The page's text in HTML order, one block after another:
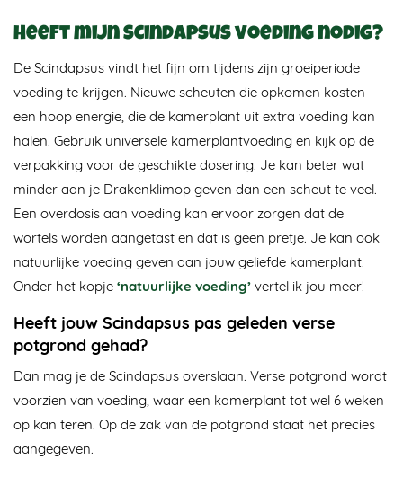
Heeft mijn Scindapsus voeding nodig?
De Scindapsus vindt het fijn om tijdens zijn groeiperiode
voeding te krijgen. Nieuwe scheuten die opkomen kosten
een hoop energie, die de kamerplant uit extra voeding kan
halen. Gebruik universele kamerplantvoeding en kijk op de
verpakking voor de geschikte dosering. Je kan beter wat
minder aan je Drakenklimop geven dan een scheut te veel.
Een overdosis aan voeding kan ervoor zorgen dat de
wortels worden aangetast en dat is geen pretje. Je kan ook
natuurlijke voeding geven aan jouw geliefde kamerplant.
Onder het kopje ‘natuurlijke voeding’ vertel ik jou meer!
Heeft jouw Scindapsus pas geleden verse
potgrond gehad?
Dan mag je de Scindapsus overslaan. Verse potgrond wordt
voorzien van voeding, waar een kamerplant tot wel 6 weken
op kan teren. Op de zak van de potgrond staat het precies
aangegeven.